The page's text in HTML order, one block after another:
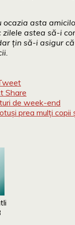
ocazia asta
astea să-i
țin să-i asigur
Share
de week-end
prea mulți copii